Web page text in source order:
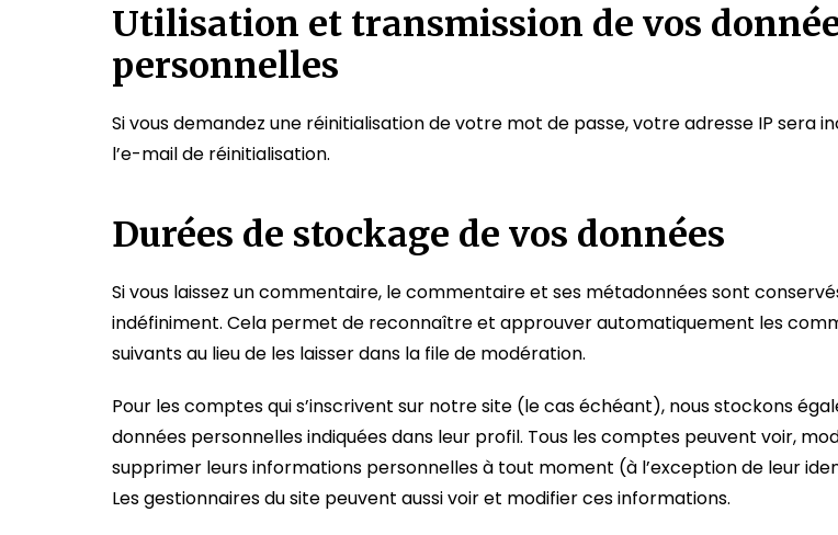
Utilisation et transmission de vos
personnelles
Si vous demandez une réinitialisation de votre mot de passe, votre adresse IP sera
l’e-mail de réinitialisation.
Durées de stockage de vos données
Si vous laissez un commentaire, le commentaire et ses métadonnées sont
indéfiniment. Cela permet de reconnaître et approuver automatiquement les
suivants au lieu de les laisser dans la file de modération.
Pour les comptes qui s’inscrivent sur notre site (le cas échéant), nous stockons
données personnelles indiquées dans leur profil. Tous les comptes peuvent voir,
supprimer leurs informations personnelles à tout moment (à l’exception de leur
Les gestionnaires du site peuvent aussi voir et modifier ces informations.